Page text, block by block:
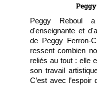
Peggy Reboul
d'enseignante et
de Peggy Ferron-
ressent combien
reliés au tout : elle
son travail
C’est avec